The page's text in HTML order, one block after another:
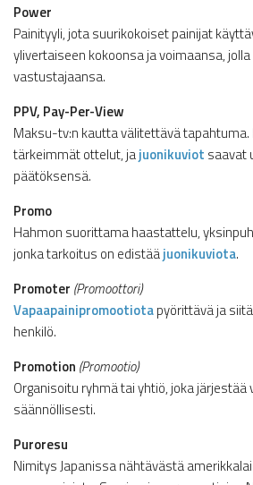
Power
Painityyli, jota suurikokoiset painijat
ylivertaiseen kokoonsa ja voimaansa,
vastustajaansa.
PPV, Pay-Per-View
Maksu-tv:n kautta välitettävä tapahtuma.
tärkeimmät ottelut, jajuonikuviot saavat
päätöksensä.
Promo
Hahmon suorittama haastattelu,
jonka tarkoitus on edistääjuonikuviota.
Promoter (Promoottori)
Vapaapainipromootiotapyörittävä ja
henkilö.
Promotion (Promootio)
Organisoitu ryhmä tai yhtiö, joka
säännöllisesti.
Puroresu
Nimitys Japanissa nähtävästä